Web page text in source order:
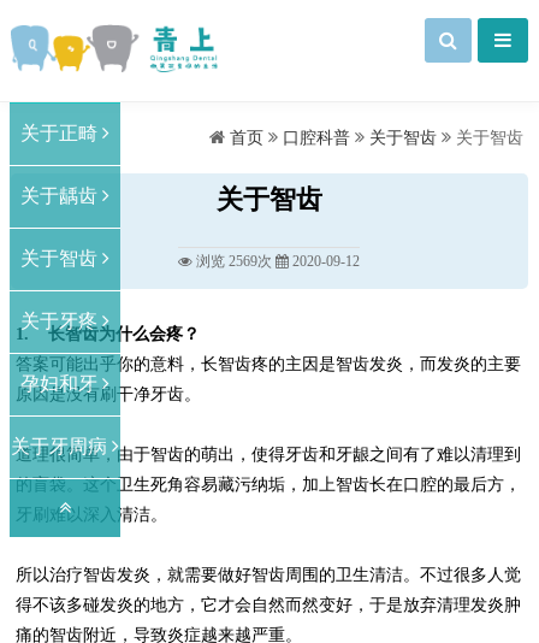
首页 口腔科普 关于智齿 关于智齿
关于智齿
浏览 2569次 2020-09-12
关于正畸
关于龋齿
关于智齿
关于牙疼
孕妇和牙
关于牙周病
1. 长智齿为什么会疼？
答案可能出乎你的意料，长智齿疼的主因是智齿发炎，而发炎的主要
原因是没有刷干净牙齿。
道理很简单，由于智齿的萌出，使得牙齿和牙龈之间有了难以清理到
的盲袋。这个卫生死角容易藏污纳垢，加上智齿长在口腔的最后方，
牙刷难以深入清洁。
所以治疗智齿发炎，就需要做好智齿周围的卫生清洁。不过很多人觉
得不该多碰发炎的地方，它才会自然而然变好，于是放弃清理发炎肿
痛的智齿附近，导致炎症越来越严重。